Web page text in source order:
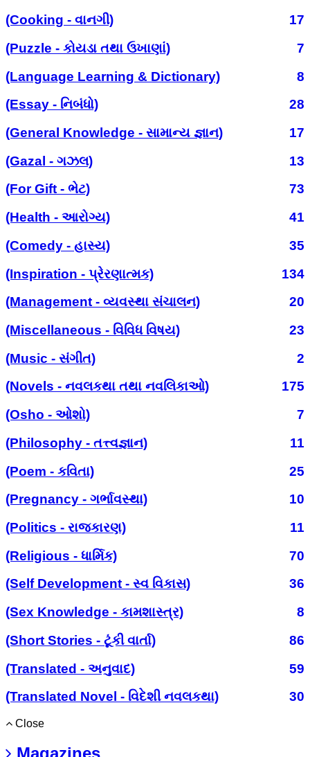
(Cooking - વાનગી)
17
(Puzzle - કોયડા તથા ઉખાણાં)
7
(Language Learning & Dictionary)
8
(Essay - નિબંધો)
28
(General Knowledge - સામાન્ય જ્ઞાન)
17
(Gazal - ગઝલ)
13
(For Gift - ભેટ)
73
(Health - આરોગ્ય)
41
(Comedy - હાસ્ય)
35
(Inspiration - પ્રેરણાત્મક)
134
(Management - વ્યવસ્થા સંચાલન)
20
(Miscellaneous - વિવિધ વિષય)
23
(Music - સંગીત)
2
(Novels - નવલકથા તથા નવલિકાઓ)
175
(Osho - ઓશો)
7
(Philosophy - તત્ત્વજ્ઞાન)
11
(Poem - કવિતા)
25
(Pregnancy - ગર્ભાવસ્થા)
10
(Politics - રાજકારણ)
11
(Religious - ધાર્મિક)
70
(Self Development - સ્વ વિકાસ)
36
(Sex Knowledge - કામશાસ્ત્ર)
8
(Short Stories - ટૂંકી વાર્તા)
86
(Translated - અનુવાદ)
59
(Translated Novel - વિદેશી નવલકથા)
30
Close
Magazines